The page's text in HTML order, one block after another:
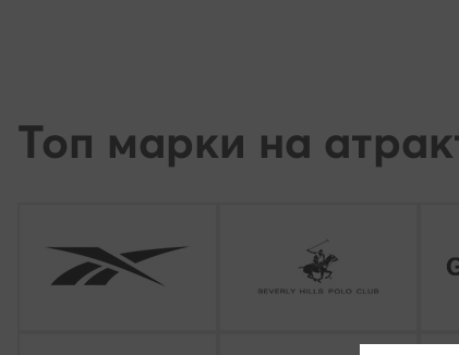
Топ марки на